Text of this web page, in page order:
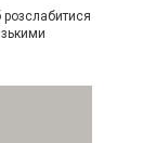
розслабитися